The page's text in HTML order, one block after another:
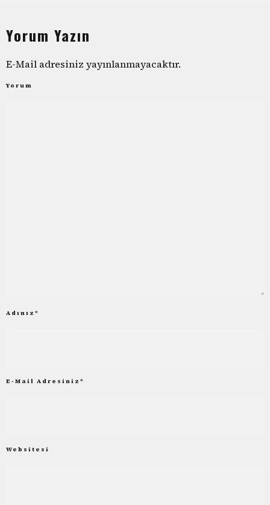
Yorum Yazın
E-Mail adresiniz yayınlanmayacaktır.
Yorum
Adınız *
E-Mail Adresiniz *
Websitesi